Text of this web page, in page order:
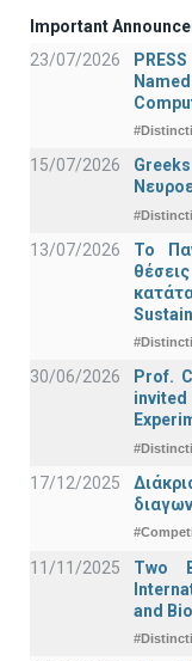
Important
23/07/2026
15/07/2026
13/07/2026
Το
30/06/2026
Prof.
17/12/2025
11/11/2025
Two
and